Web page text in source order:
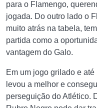
para o Flamengo,
jogada. Do outro lado o
muito atrás na tabela,
partida como a
vantagem do Galo.
Em um jogo grilado e
levou a melhor e
perseguição do Atlético.